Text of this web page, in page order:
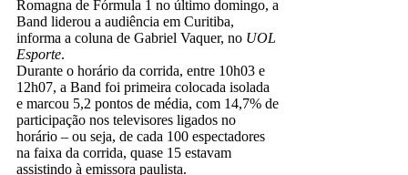
Romagna de Fórmula 1 no último domingo, a
Band liderou a audiência em Curitiba,
informa a coluna de Gabriel Vaquer, no UOL
Esporte.
Durante o horário da corrida, entre 10h03 e
12h07, a Band foi primeira colocada isolada
e marcou 5,2 pontos de média, com 14,7% de
participação nos televisores ligados no
horário – ou seja, de cada 100 espectadores
na faixa da corrida, quase 15 estavam
assistindo à emissora paulista.